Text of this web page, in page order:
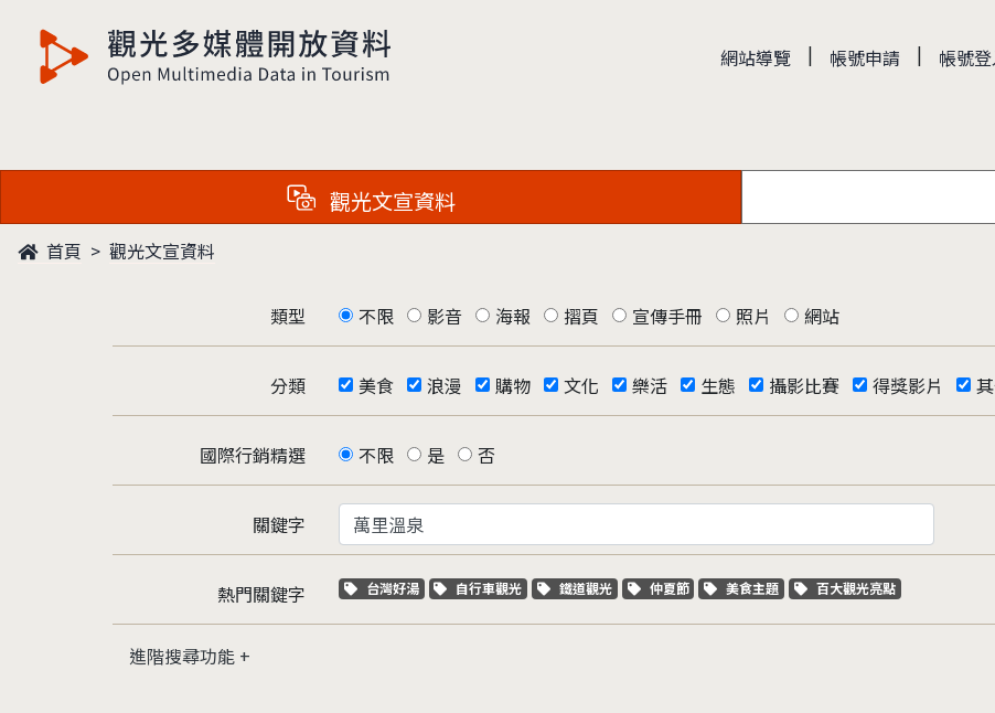
觀光多媒體開放資料 網站導覽 | 帳號申請 | 帳號
觀光文宣資料
首頁 觀光文宣資料
類型 不限 影音 海報 摺頁 宣傳手冊 照片 網站
分類 美食 浪漫 購物 文化 樂活 生態 攝影比賽 得獎影片
國際行銷精選 不限 是 否
關鍵字
熱門關鍵字 關鍵字標籤
台灣好湯 關鍵字標籤
自行車觀光 關鍵字標籤
鐵道觀光 關鍵字標籤
仲夏節 關鍵字標籤
美食主題 關鍵字標籤
百大觀光亮點
進階搜尋功能